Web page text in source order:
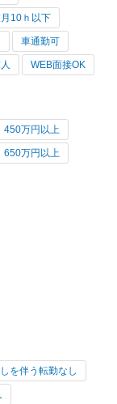
10ｈ以下
車通勤可
WEB面接OK
450万円以上
650万円以上
を伴う転勤なし